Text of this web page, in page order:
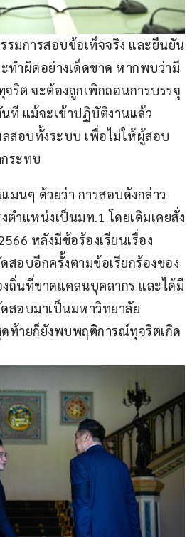
รมการสอบข้อเท็จจริง และยืนยัน
ทำผิดอย่างเด็ดขาด หากพบว่ามี
ริต จะต้องถูกเพิกถอนการบรรจุ
ที แม้จะเข้าปฏิบัติงานแล้ว
สอบทั้งระบบ เพื่อไม่ให้ผู้สอบ
ระทบ
มนๆ ด้วยว่า การสอบดังกล่าว
ตำแหน่งเป็นมท.1 โดยเดิมเคยสั่ง
หลังมีข้อร้องเรียนเรื่อง
อบอีกครั้งตามข้อเรียกร้องของ
ถิ่นที่ขาดแคลนบุคลากร และได้มี
สอบมาเป็นมหาวิทยาลัย
ท้ายก็ยังพบพฤติการณ์ทุจริตเกิด